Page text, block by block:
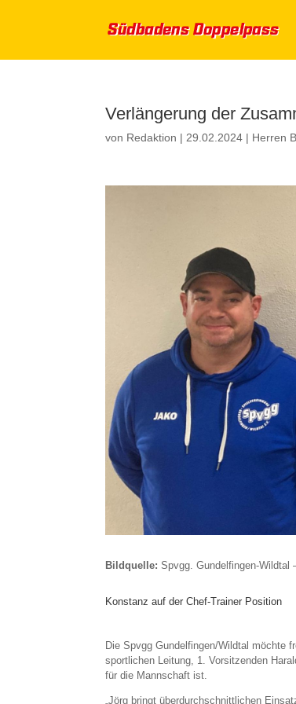
Verlängerung der
von Redaktion | 29.02.2024 | Herren
Bildquelle: Spvgg. Gundelfingen-Wildtal
Konstanz auf der Chef-Trainer Position
Die Spvgg Gundelfingen/Wildtal möchte
sportlichen Leitung, 1. Vorsitzenden
für die Mannschaft ist.
„Jörg bringt überdurchschnittlichen